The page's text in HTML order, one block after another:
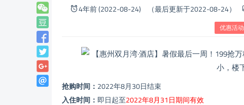
4年前 (2022-08-24) （最后更新于2022-08-24）
优惠活动
抢购时间： 2022年8月30日结束
入住时间： 即日起至2022年8月31日期间有效